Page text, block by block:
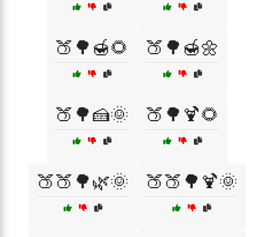
🍑🌳🍯🌻 🍑🌳🍯🌼
🍑🌳🍰🌞 🍑🌳🍹🌻
🍑🍑🌳🌿🌞 🍑🍑🌳🍹🌞